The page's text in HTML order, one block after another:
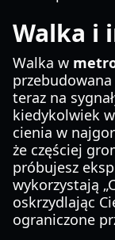
Walka i
Walka w
teraz na
kiedykolwiek
cienia w
że częściej
próbujesz
wykorzystają
oskrzydlając
ograniczone